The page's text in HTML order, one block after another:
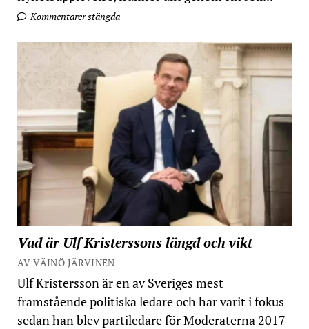
Kommentarer stängda
Vad är Ulf Kristerssons längd och vikt
AV VÄINÖ JÄRVINEN
Ulf Kristersson är en av Sveriges mest
framstående politiska ledare och har varit i fokus
sedan han blev partiledare för Moderaterna 2017